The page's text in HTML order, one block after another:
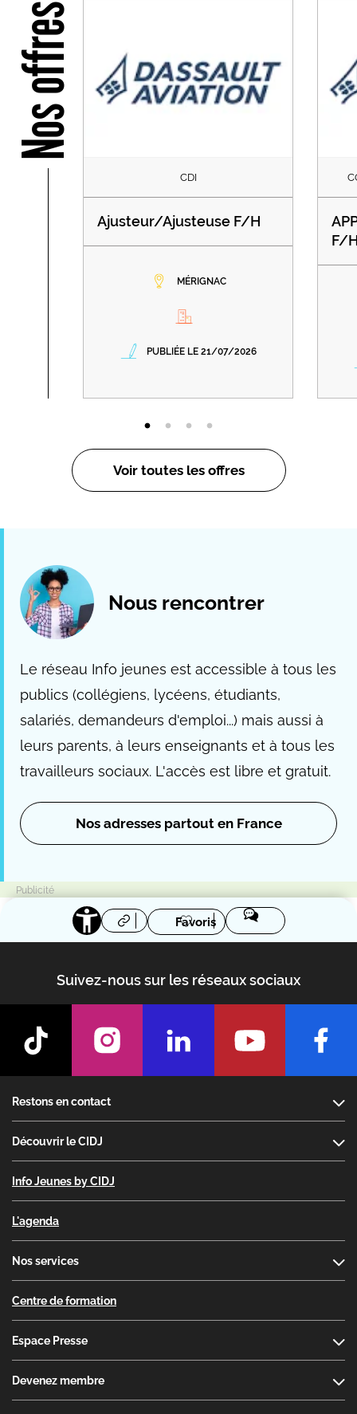
Nos offres
CDI
Ajusteur/Ajusteuse F/H
MÉRIGNAC
PUBLIÉE LE 21/07/2026
F/
Voir toutes les offres
Nous rencontrer
Le réseau Info jeunes est accessible à tous les
publics (collégiens, lycéens, étudiants,
salariés, demandeurs d'emploi...) mais aussi à
leurs parents, à leurs enseignants et à tous les
travailleurs sociaux. L'accès est libre et gratuit.
Nos adresses partout en France
Favoris
Suivez-nous sur les réseaux sociaux
Restons en contact
Découvrir le CIDJ
Info Jeunes by CIDJ
L'agenda
Nos services
Centre de formation
Espace Presse
Devenez membre